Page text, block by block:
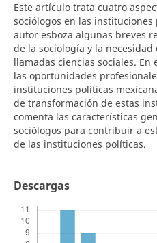
Este artículo trata cuatro
sociólogos en las
autor esboza algunas breves
de la sociología y la
llamadas ciencias sociales.
las oportunidades
instituciones políticas
de transformación de estas
comenta las características
sociólogos para contribuir a
de las instituciones políticas.
Descargas